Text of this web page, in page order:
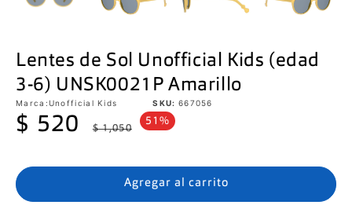
Lentes de Sol Unofficial Kids (edad
3-6) UNSK0021P Amarillo
Marca: Unofficial Kids SKU: 667056
Precio
de
$ 520
habitual
$ 1,050
51%
Agregar al carrito